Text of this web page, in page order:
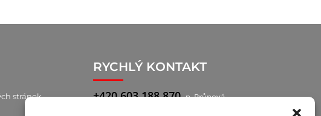
stránek
RYCHLÝ KONTAKT
+420 603 188 870 p. Brůnová